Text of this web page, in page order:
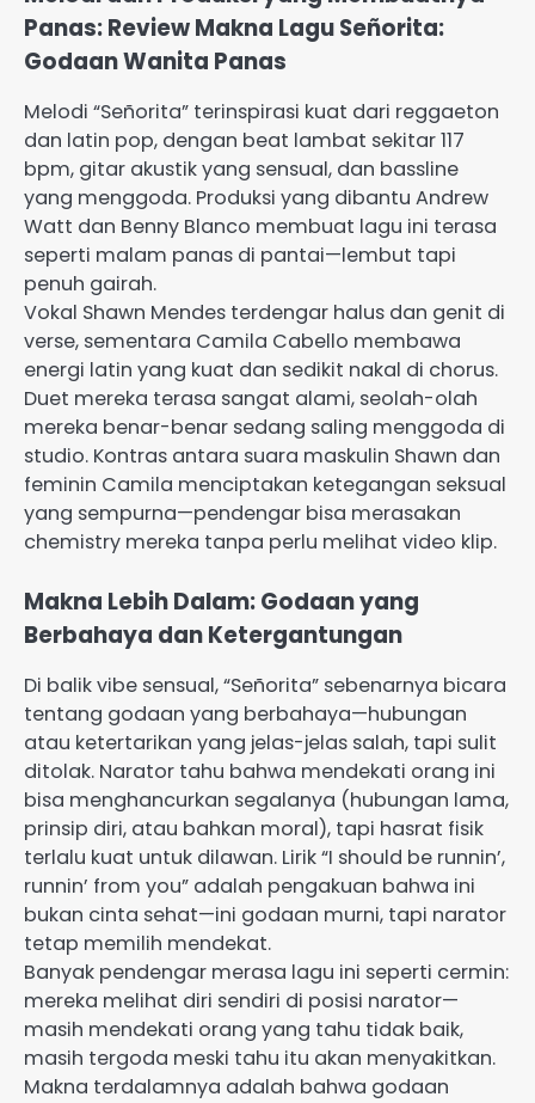
Panas: Review Makna Lagu Señorita:
Godaan Wanita Panas
Melodi “Señorita” terinspirasi kuat dari reggaeton
dan latin pop, dengan beat lambat sekitar 117
bpm, gitar akustik yang sensual, dan bassline
yang menggoda. Produksi yang dibantu Andrew
Watt dan Benny Blanco membuat lagu ini terasa
seperti malam panas di pantai—lembut tapi
penuh gairah.
Vokal Shawn Mendes terdengar halus dan genit di
verse, sementara Camila Cabello membawa
energi latin yang kuat dan sedikit nakal di chorus.
Duet mereka terasa sangat alami, seolah-olah
mereka benar-benar sedang saling menggoda di
studio. Kontras antara suara maskulin Shawn dan
feminin Camila menciptakan ketegangan seksual
yang sempurna—pendengar bisa merasakan
chemistry mereka tanpa perlu melihat video klip.
Makna Lebih Dalam: Godaan yang
Berbahaya dan Ketergantungan
Di balik vibe sensual, “Señorita” sebenarnya bicara
tentang godaan yang berbahaya—hubungan
atau ketertarikan yang jelas-jelas salah, tapi sulit
ditolak. Narator tahu bahwa mendekati orang ini
bisa menghancurkan segalanya (hubungan lama,
prinsip diri, atau bahkan moral), tapi hasrat fisik
terlalu kuat untuk dilawan. Lirik “I should be runnin’,
runnin’ from you” adalah pengakuan bahwa ini
bukan cinta sehat—ini godaan murni, tapi narator
tetap memilih mendekat.
Banyak pendengar merasa lagu ini seperti cermin:
mereka melihat diri sendiri di posisi narator—
masih mendekati orang yang tahu tidak baik,
masih tergoda meski tahu itu akan menyakitkan.
Makna terdalamnya adalah bahwa godaan